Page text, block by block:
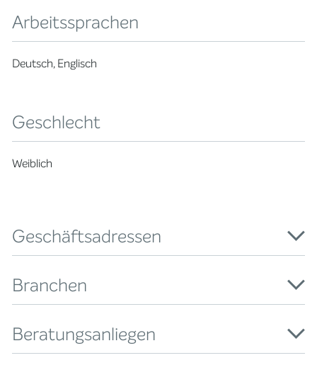
Arbeitssprachen
Deutsch, Englisch
Geschlecht
Weiblich
Geschäftsadressen
Branchen
Beratungsanliegen